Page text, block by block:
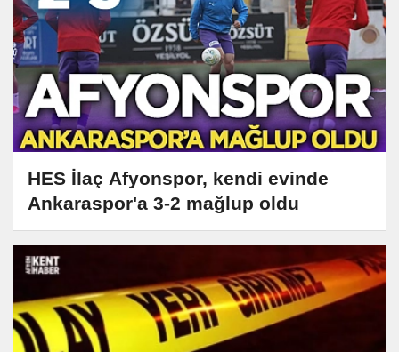
HES İlaç Afyonspor, kendi evinde
Ankaraspor'a 3-2 mağlup oldu